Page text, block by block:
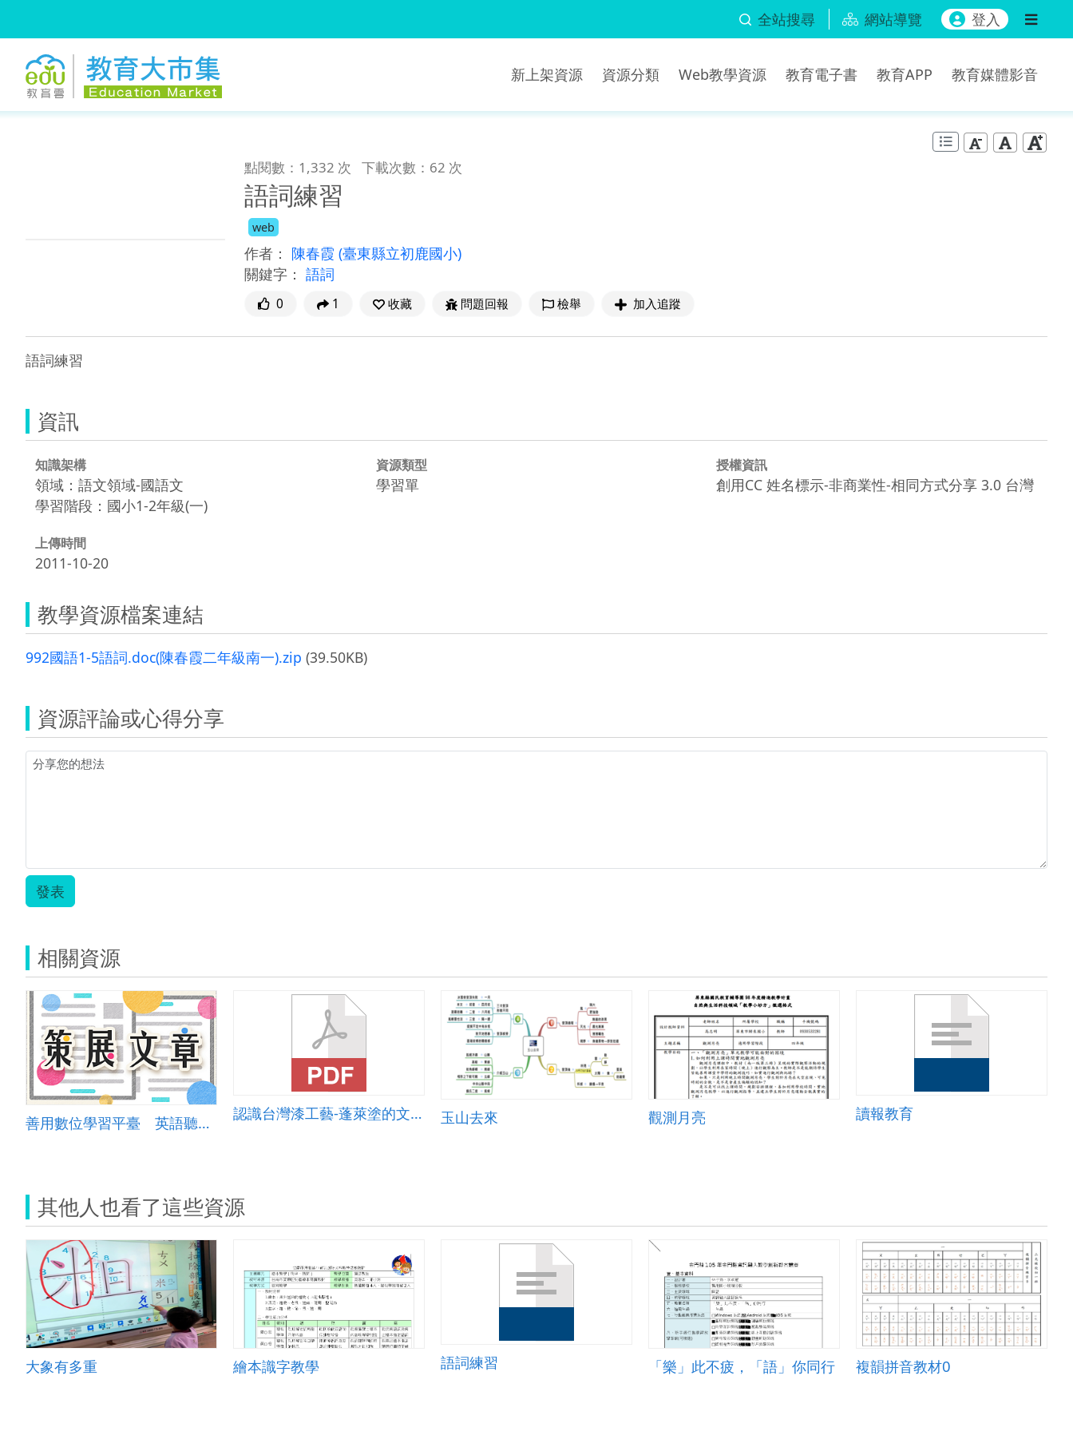
全站搜尋 網站導覽 登入
新上架資源 資源分類 Web教學資源 教育電子書 教育APP 教育媒體影音
點閱數：1,332 次 下載次數：62 次
語詞練習
web
作者： 陳春霞 (臺東縣立初鹿國小)
關鍵字： 語詞
0 1 收藏 問題回報 檢舉 加入追蹤
語詞練習
資訊
知識架構
領域：語文領域-國語文
學習階段：國小1-2年級(一)
資源類型
學習單
授權資訊
創用CC 姓名標示-非商業性-相同方式分享 3.0 台灣
上傳時間
2011-10-20
教學資源檔案連結
992國語1-5語詞.doc(陳春霞二年級南一).zip (39.50KB)
資源評論或心得分享
發表
相關資源
善用數位學習平臺 英語聽力變好玩
認識台灣漆工藝-蓬萊塗的文化與色彩 玉山去來 觀測月亮 讀報教育
其他人也看了這些資源
大象有多重 繪本識字教學 語詞練習 「樂」此不疲，「語」你同行 複韻拼音教材0